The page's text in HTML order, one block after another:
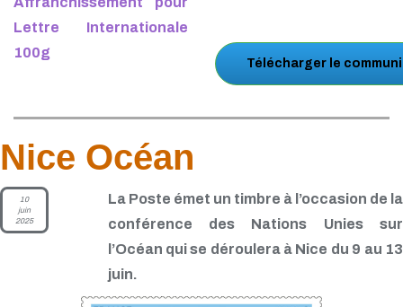
Lettre Internationale
100g
Télécharger le
Nice Océan
10
juin
2025
La Poste émet un timbre à l’occasion de la
conférence des Nations Unies sur
l’Océan qui se déroulera à Nice du 9 au 13
juin.